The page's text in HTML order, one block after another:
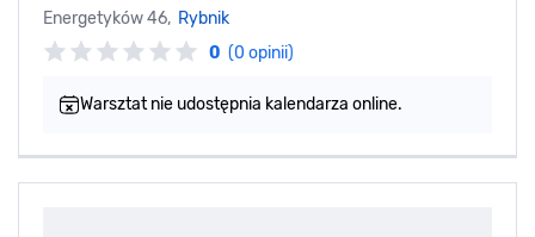
Energetyków 46, Rybnik
0 (0 opinii)
Warsztat nie udostępnia kalendarza online.